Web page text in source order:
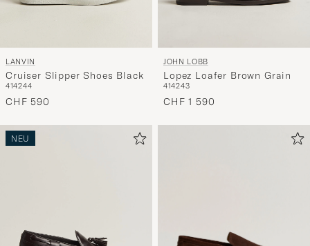
LANVIN
Cruiser Slipper Shoes Black
414244
CHF 590
JOHN LOBB
Lopez Loafer Brown Grain
414243
CHF 1 590
NEU